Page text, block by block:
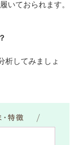
いておられます。
析してみましょ